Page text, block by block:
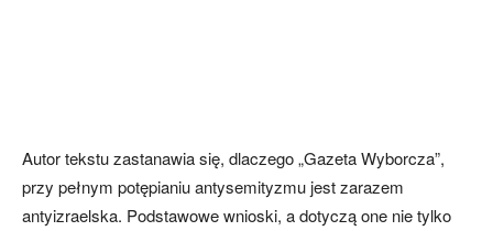
Autor tekstu zastanawia się, dlaczego „Gazeta Wyborcza”,
przy pełnym potępianiu antysemityzmu jest zarazem
antyizraelska. Podstawowe wnioski, a dotyczą one nie tylko